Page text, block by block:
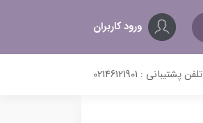
ورود کاربران
تلفن پشتیبانی : 02146121901